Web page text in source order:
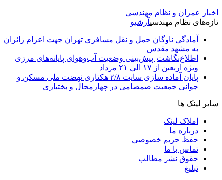
اخبار عمران و نظام مهندسی
تازه‌های نظام مهندسیآرشیو
آمادگی ناوگان حمل و نقل مسافری تهران جهت اعزام زائران
به مشهد مقدس
اطلاع‌نگاشت| پیش‌بینی وضعیت آب‌وهوای پایانه‌های مرزی
ویژه اربعین از ۱۷ الی ۲۱ مرداد
پایان آماده‌ سازی سایت ۲/۸ هکتاری نهضت ملی مسکن و
جوانی جمعیت صمصامی در چهارمحال و بختیاری
سایر لینک ها
املاک لینک
درباره ما
حفظ حریم خصوصی
تماس با ما
حقوق نشر مطالب
تبلیغ